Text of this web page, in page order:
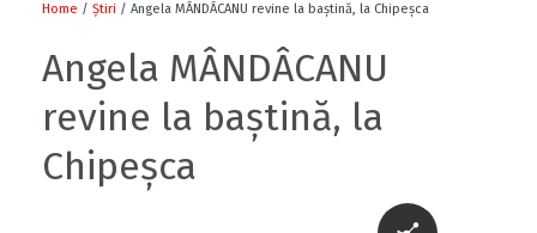
Home / Știri / Angela MÂNDÂCANU revine la baștină, la Chipeșca
Angela MÂNDÂCANU
revine la baștină, la
Chipeșca